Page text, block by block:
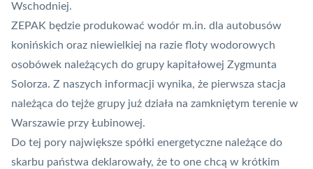
Wschodniej.
ZEPAK będzie produkować wodór m.in. dla autobusów
konińskich oraz niewielkiej na razie floty wodorowych
osobówek należących do grupy kapitałowej Zygmunta
Solorza. Z naszych informacji wynika, że pierwsza stacja
należąca do tejże grupy już działa na zamkniętym terenie w
Warszawie przy Łubinowej.
Do tej pory największe spółki energetyczne należące do
skarbu państwa deklarowały, że to one chcą w krótkim